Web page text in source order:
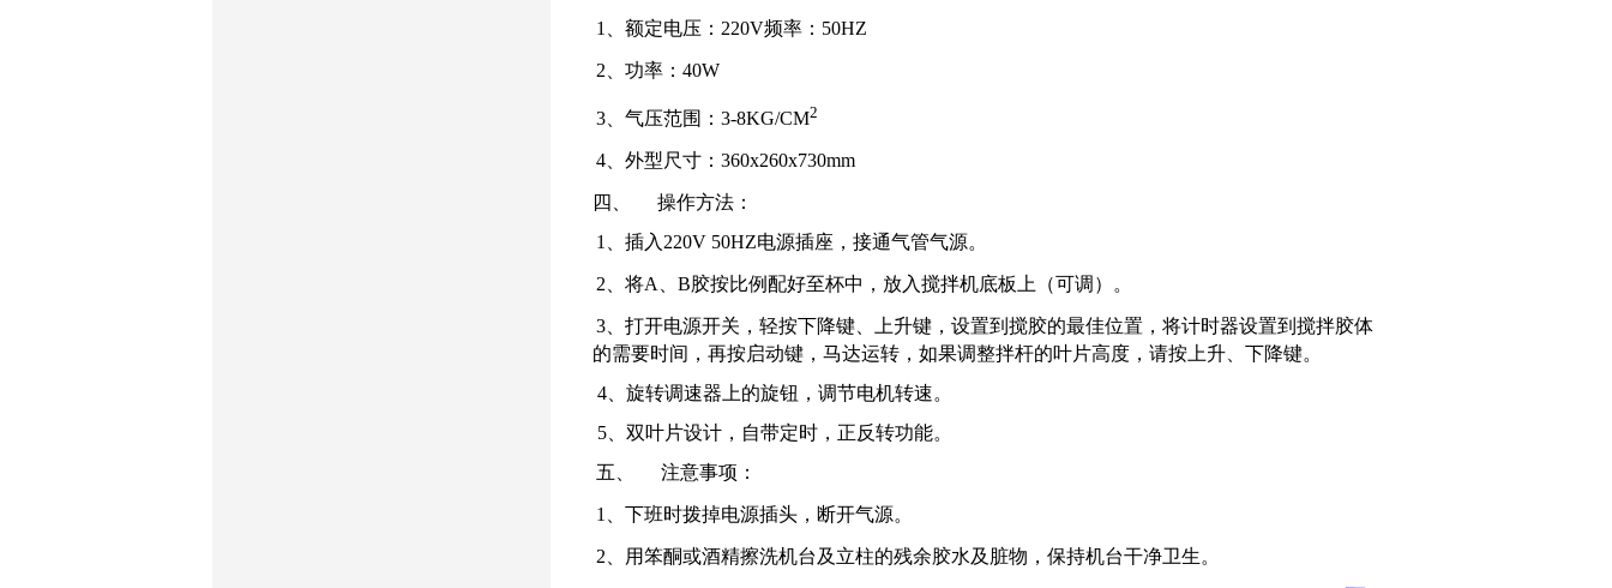
1、 额定电压： 220V频率： 50HZ
2、 功率： 40W
3、 气压范围： 3-8KG/CM2
4、 外型尺寸： 360x260x730mm
四、
操作方法：
1、 插入 220V 50HZ电源插座，接通气管气源。
2、 将A B胶按比例配好至杯中，放入搅拌机底板上（可调）。
3、 打开电源开关，轻按下降键、上升键，设置到搅胶的最佳位置，将计时器设置到搅拌胶体
的需要时间，再按启动键，马达运转，如果调整拌杆的叶片高度，请按上升、下降键。
4、 旋转调速器上的旋钮，调节电机转速。
5、 双叶片设计，自带定时，正反转功能。
五、
注意事项：
1、 下班时拨掉电源插头，断开气源。
2、 用笨酮或酒精擦洗机台及立柱的残余胶水及脏物，保持机台干净卫生。